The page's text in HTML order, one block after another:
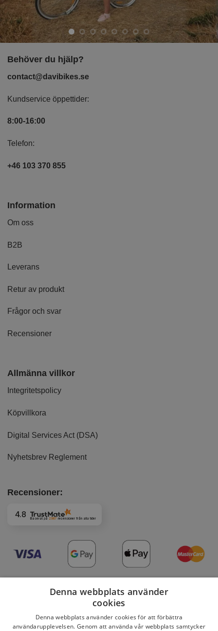
Behöver du hjälp?
contact@davibikes.se
Kundservice öppettider:
8:00-16:00
Telefon:
+46 103 370 855
Information
Om oss
B2B
Leverans
Retur av produkt
Frågor och svar
Recensioner
Allmänna villkor
Integritetspolicy
Köpvillkora
Digital Services Act (DSA)
Nyhetsbrev Reglement
Recensioner:
4.8 Baserat på 2967 recensionerfrån alla tider
Copyright 2026 © DaviBikes.se
Denna webbplats använder
cookies
Denna webbplats använder cookies för att förbättra
användarupplevelsen. Genom att använda vår webbplats samtycker